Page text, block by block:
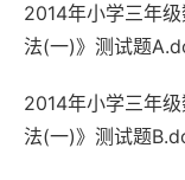
2014年小学三年
法(一)》测试题
2014年小学三年
法(一)》测试题